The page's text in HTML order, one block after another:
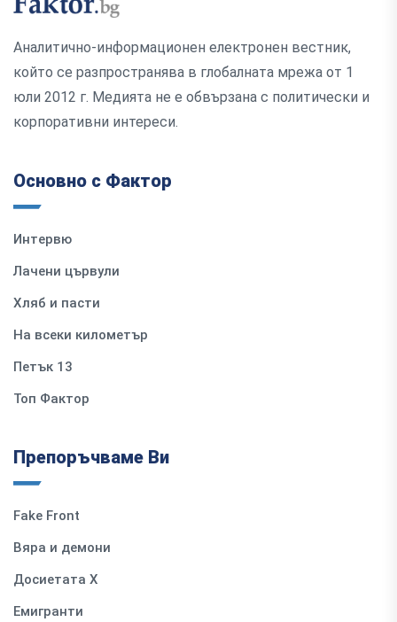
Аналитично-информационен електронен вестник,
който се разпространява в глобалната мрежа от 1
юли 2012 г. Медията не е обвързана с политически и
корпоративни интереси.
Основно с Фактор
Интервю
Лачени цървули
Хляб и пасти
На всеки километър
Петък 13
Топ Фактор
Препоръчваме Ви
Fake Front
Вяра и демони
Досиетата Х
Емигранти